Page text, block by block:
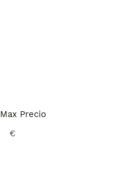
Max Precio
€